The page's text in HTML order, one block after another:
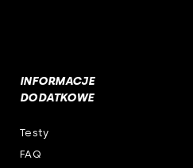
INFORMACJE
DODATKOWE
Testy
FAQ